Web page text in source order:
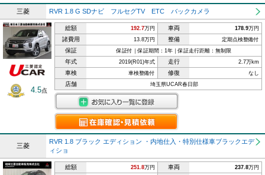
三菱 RVR 1.8 G SDナビ フルセグTV ETC バックカメラ
4.5点
総額 192.7万円 車両 178.9万円
諸費用 13.8万円 整備 定期点検整備付
保証 保証付｜保証期間：1年｜保証走行距離：無制限
年式 2019(R01)年式 走行 2.7万km
車検 車検整備付 修復 なし
店舗 埼玉県UCAR春日部
三菱
RVR 1.8 ブラック エディション ・内地仕入・特別仕様車ブラックエデ
ィショ
総額 251.8万円 車両 237.8万円